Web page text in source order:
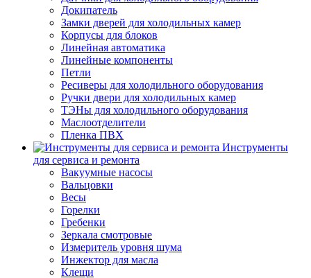
Докипатель
Замки дверей для холодильных камер
Корпусы для блоков
Линейная автоматика
Линейные компоненты
Петли
Ресиверы для холодильного оборудования
Ручки двери для холодильных камер
ТЭНы для холодильного оборудования
Маслоотделители
Пленка ПВХ
Инструменты
для сервиса и ремонта
Вакуумные насосы
Вальцовки
Весы
Горелки
Гребенки
Зеркала смотровые
Измеритель уровня шума
Инжектор для масла
Клещи